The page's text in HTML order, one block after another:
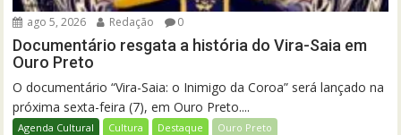
ago 5, 2026 Redação 0
Documentário resgata a história do Vira-Saia em
Ouro Preto
O documentário “Vira-Saia: o Inimigo da Coroa” será lançado na
próxima sexta-feira (7), em Ouro Preto....
Agenda Cultural Cultura Destaque Ouro Preto